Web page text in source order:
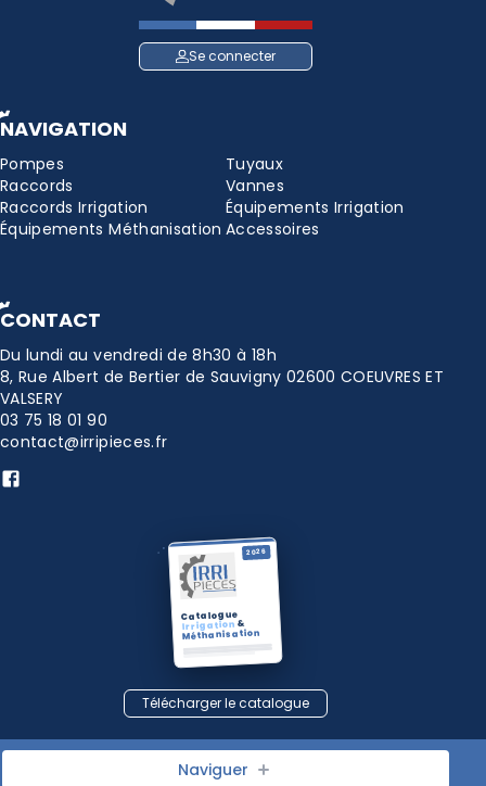
Naviguer
Se connecter
NAVIGATION
Pompes
Tuyaux
Raccords
Vannes
Raccords Irrigation
Équipements Irrigation
Équipements Méthanisation Accessoires
CONTACT
Du lundi au vendredi de 8h30 à 18h
8, Rue Albert de Bertier de Sauvigny 02600 COEUVRES ET
VALSERY
03 75 18 01 90
contact@irripieces.fr
Catalogue
Irrigation &
Méthanisation
2026
Télécharger le catalogue
Conditions Générales de Vente